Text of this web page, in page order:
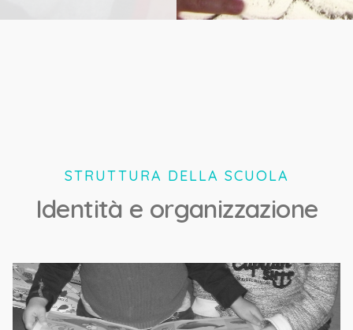
STRUTTURA DELLA SCUOLA
Identità e organizzazione